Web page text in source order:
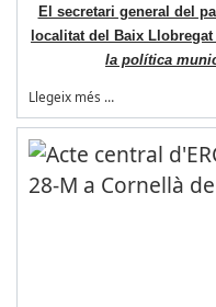
El secretari general del
localitat del Baix
la política
Llegeix més …